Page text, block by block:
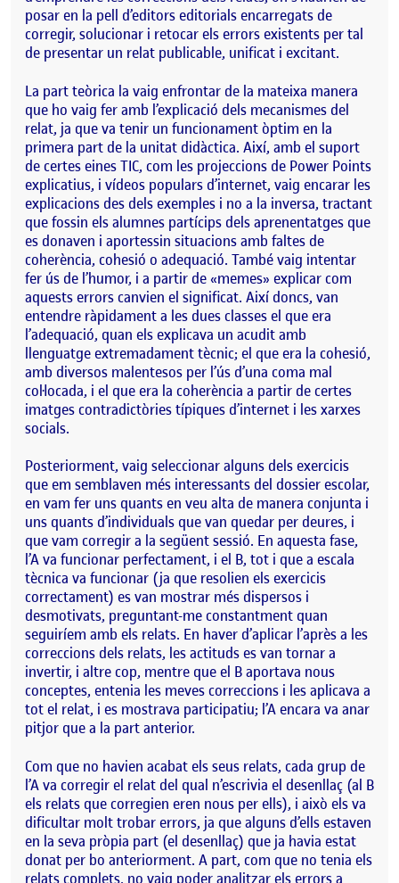
posar en la pell d’editors editorials encarregats de
corregir, solucionar i retocar els errors existents per tal
de presentar un relat publicable, unificat i excitant.
La part teòrica la vaig enfrontar de la mateixa manera
que ho vaig fer amb l’explicació dels mecanismes del
relat, ja que va tenir un funcionament òptim en la
primera part de la unitat didàctica. Així, amb el suport
de certes eines TIC, com les projeccions de Power Points
explicatius, i vídeos populars d’internet, vaig encarar les
explicacions des dels exemples i no a la inversa, tractant
que fossin els alumnes partícips dels aprenentatges que
es donaven i aportessin situacions amb faltes de
coherència, cohesió o adequació. També vaig intentar
fer ús de l’humor, i a partir de «memes» explicar com
aquests errors canvien el significat. Així doncs, van
entendre ràpidament a les dues classes el que era
l’adequació, quan els explicava un acudit amb
llenguatge extremadament tècnic; el que era la cohesió,
amb diversos malentesos per l’ús d’una coma mal
col·locada, i el que era la coherència a partir de certes
imatges contradictòries típiques d’internet i les xarxes
socials.
Posteriorment, vaig seleccionar alguns dels exercicis
que em semblaven més interessants del dossier escolar,
en vam fer uns quants en veu alta de manera conjunta i
uns quants d’individuals que van quedar per deures, i
que vam corregir a la següent sessió. En aquesta fase,
l’A va funcionar perfectament, i el B, tot i que a escala
tècnica va funcionar (ja que resolien els exercicis
correctament) es van mostrar més dispersos i
desmotivats, preguntant-me constantment quan
seguiríem amb els relats. En haver d’aplicar l’après a les
correccions dels relats, les actituds es van tornar a
invertir, i altre cop, mentre que el B aportava nous
conceptes, entenia les meves correccions i les aplicava a
tot el relat, i es mostrava participatiu; l’A encara va anar
pitjor que a la part anterior.
Com que no havien acabat els seus relats, cada grup de
l’A va corregir el relat del qual n’escrivia el desenllaç (al B
els relats que corregien eren nous per ells), i això els va
dificultar molt trobar errors, ja que alguns d’ells estaven
en la seva pròpia part (el desenllaç) que ja havia estat
donat per bo anteriorment. A part, com que no tenia els
relats complets, no vaig poder analitzar els errors a